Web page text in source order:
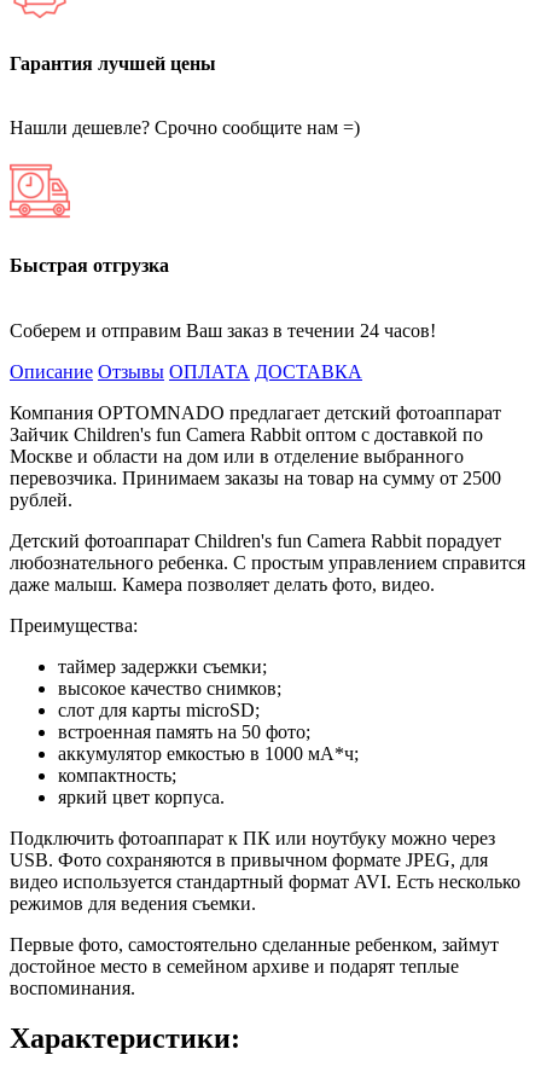
Гарантия лучшей цены
Нашли дешевле? Срочно сообщите нам =)
Быстрая отгрузка
Соберем и отправим Ваш заказ в течении 24 часов!
Описание Отзывы ОПЛАТА ДОСТАВКА
Компания OPTOMNADO предлагает детский фотоаппарат
Зайчик Children's fun Camera Rabbit оптом с доставкой по
Москве и области на дом или в отделение выбранного
перевозчика. Принимаем заказы на товар на сумму от 2500
рублей.
Детский фотоаппарат Children's fun Camera Rabbit порадует
любознательного ребенка. С простым управлением справится
даже малыш. Камера позволяет делать фото, видео.
Преимущества:
таймер задержки съемки;
высокое качество снимков;
слот для карты microSD;
встроенная память на 50 фото;
аккумулятор емкостью в 1000 мА*ч;
компактность;
яркий цвет корпуса.
Подключить фотоаппарат к ПК или ноутбуку можно через
USB. Фото сохраняются в привычном формате JPEG, для
видео используется стандартный формат AVI. Есть несколько
режимов для ведения съемки.
Первые фото, самостоятельно сделанные ребенком, займут
достойное место в семейном архиве и подарят теплые
воспоминания.
Характеристики: